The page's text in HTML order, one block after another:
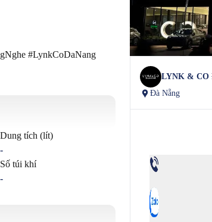
#LynkCoDaNang
Dung tích (lít)
-
Số túi khí
-
LYNK & CO
Đà Nẵng